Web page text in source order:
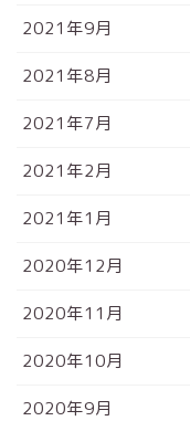
2021年9月
2021年8月
2021年7月
2021年2月
2021年1月
2020年12月
2020年11月
2020年10月
2020年9月